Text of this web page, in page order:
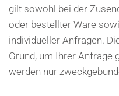
gilt sowohl bei der
oder bestellter Ware
individueller Anfragen.
Grund, um Ihrer Anfrage
werden nur